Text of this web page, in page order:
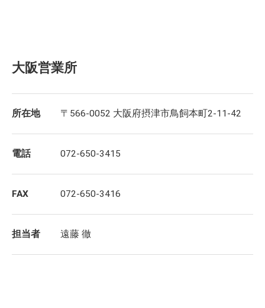
大阪営業所
所在地 〒566-0052 大阪府摂津市鳥飼本町2-11-42
電話 072-650-3415
FAX 072-650-3416
担当者 遠藤 徹